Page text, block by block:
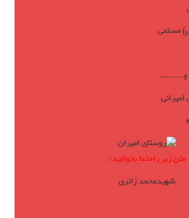
مسلمی
و……..
متن زبر راحتما بخوانید :
شهیدمحمد زائری